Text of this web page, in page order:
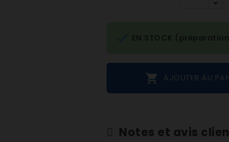
 AJOUTER AU
EN STOCK
Notes et avis